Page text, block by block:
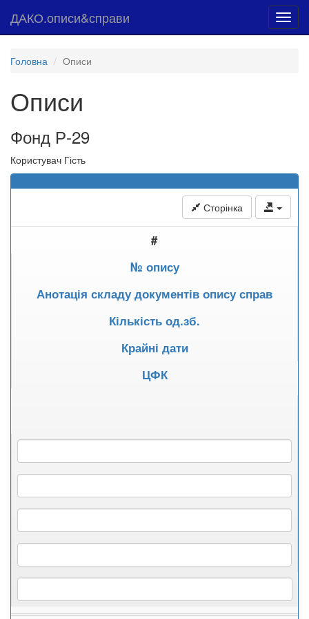
ДАКО.описи&справи
Головна Описи
Описи
Фонд Р-29
Користувач Гість
Сторінка
#
№ опису
Анотація складу документів опису справ
Кількість од.зб.
Крайні дати
ЦФК